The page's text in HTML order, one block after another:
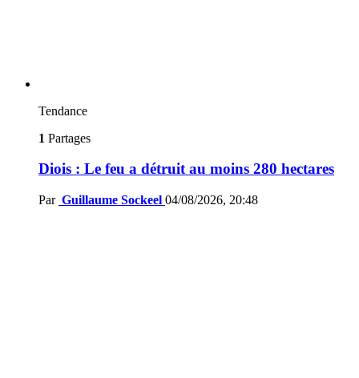
Tendance
1 Partages
Diois : Le feu a détruit au moins 280 hectares
Par Guillaume Sockeel 04/08/2026, 20:48